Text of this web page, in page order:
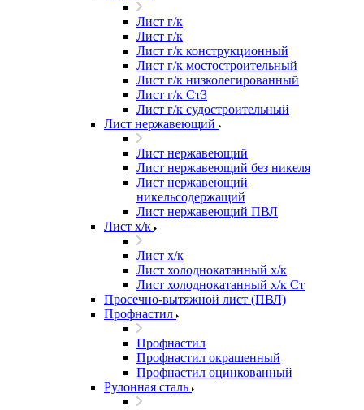
Лист г/к
Лист г/к
Лист г/к конструкционный
Лист г/к мостостроительный
Лист г/к низколегированный
Лист г/к Ст3
Лист г/к судостроительный
Лист нержавеющий
Лист нержавеющий
Лист нержавеющий без никеля
Лист нержавеющий
никельсодержащий
Лист нержавеющий ПВЛ
Лист х/к
Лист х/к
Лист холоднокатанный х/к
Лист холоднокатанный х/к Ст
Просечно-вытяжной лист (ПВЛ)
Профнастил
Профнастил
Профнастил окрашенный
Профнастил оцинкованный
Рулонная сталь